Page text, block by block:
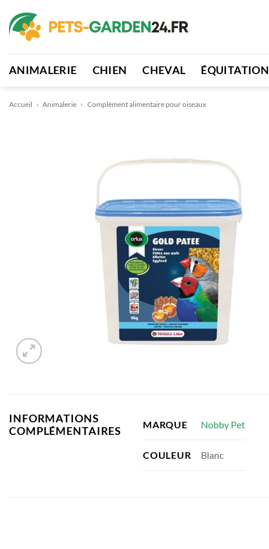
au
contenu
ANIMALERIE CHIEN CHEVAL ÉQUITATION
Accueil » Animalerie » Complément alimentaire pour oiseaux
INFORMATIONS
COMPLÉMENTAIRES
MARQUE Nobby Pet
COULEUR Blanc